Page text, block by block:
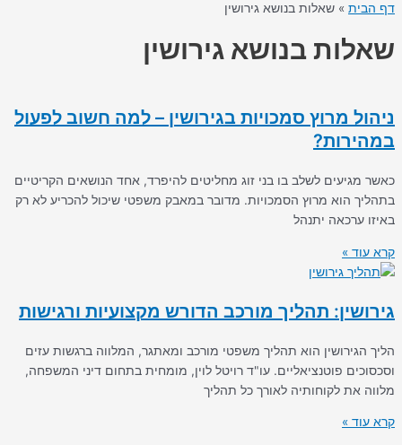
דף הבית » שאלות בנושא גירושין
שאלות בנושא גירושין
ניהול מרוץ סמכויות בגירושין – למה חשוב לפעול
במהירות?
כאשר מגיעים לשלב בו בני זוג מחליטים להיפרד, אחד הנושאים הקריטיים
בתהליך הוא מרוץ הסמכויות. מדובר במאבק משפטי שיכול להכריע לא רק
באיזו ערכאה יתנהל
קרא עוד »
גירושין: תהליך מורכב הדורש מקצועיות ורגישות
הליך הגירושין הוא תהליך משפטי מורכב ומאתגר, המלווה ברגשות עזים
וסכסוכים פוטנציאליים. עו"ד רויטל לוין, מומחית בתחום דיני המשפחה,
מלווה את לקוחותיה לאורך כל תהליך
קרא עוד »